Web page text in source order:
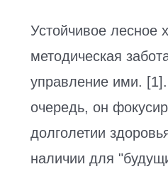
Устойчивое лесное
методическая
управление ими.
очередь, он
долголетии
наличии для